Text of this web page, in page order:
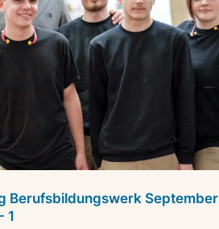
Berufsbildungswerk September
1